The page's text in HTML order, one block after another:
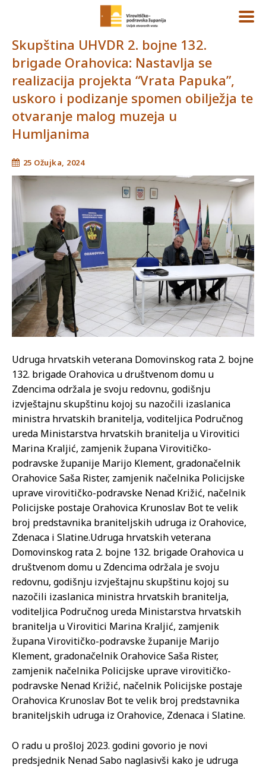
Skupština UHVDR 2. bojne 132.
brigade Orahovica: Nastavlja se
realizacija projekta “Vrata Papuka”,
uskoro i podizanje spomen obilježja te
otvaranje malog muzeja u
Humljanima
25 Ožujka, 2024
Udruga hrvatskih veterana Domovinskog rata 2. bojne
132. brigade Orahovica u društvenom domu u
Zdencima održala je svoju redovnu, godišnju
izvještajnu skupštinu kojoj su nazočili izaslanica
ministra hrvatskih branitelja, voditeljica Područnog
ureda Ministarstva hrvatskih branitelja u Virovitici
Marina Kraljić, zamjenik župana Virovitičko-
podravske županije Marijo Klement, gradonačelnik
Orahovice Saša Rister, zamjenik načelnika Policijske
uprave virovitičko-podravske Nenad Križić, načelnik
Policijske postaje Orahovica Krunoslav Bot te velik
broj predstavnika braniteljskih udruga iz Orahovice,
Zdenaca i Slatine.Udruga hrvatskih veterana
Domovinskog rata 2. bojne 132. brigade Orahovica u
društvenom domu u Zdencima održala je svoju
redovnu, godišnju izvještajnu skupštinu kojoj su
nazočili izaslanica ministra hrvatskih branitelja,
voditeljica Područnog ureda Ministarstva hrvatskih
branitelja u Virovitici Marina Kraljić, zamjenik
župana Virovitičko-podravske županije Marijo
Klement, gradonačelnik Orahovice Saša Rister,
zamjenik načelnika Policijske uprave virovitičko-
podravske Nenad Križić, načelnik Policijske postaje
Orahovica Krunoslav Bot te velik broj predstavnika
braniteljskih udruga iz Orahovice, Zdenaca i Slatine.
O radu u prošloj 2023. godini govorio je novi
predsjednik Nenad Sabo naglasivši kako je udruga